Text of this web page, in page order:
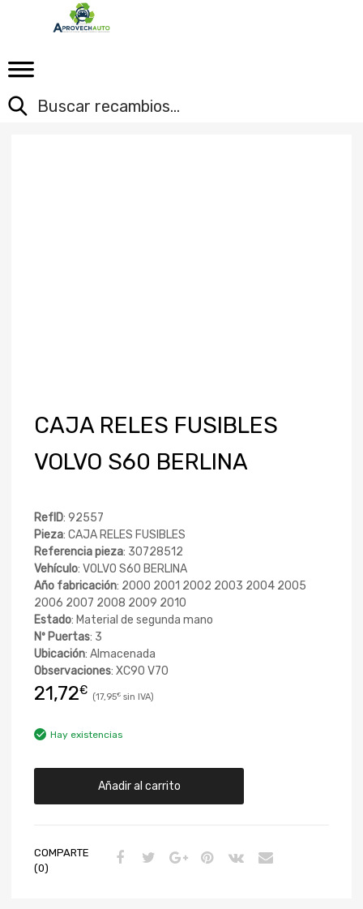
CAJA RELES FUSIBLES
VOLVO S60 BERLINA
RefID: 92557
Pieza: CAJA RELES FUSIBLES
Referencia pieza: 30728512
Vehículo: VOLVO S60 BERLINA
Año fabricación: 2000 2001 2002 2003 2004 2005
2006 2007 2008 2009 2010
Estado: Material de segunda mano
Nº Puertas: 3
Ubicación: Almacenada
Observaciones: XC90 V70
21,72€ 17,95€
Hay existencias
Añadir al carrito
COMPARTE
(0)